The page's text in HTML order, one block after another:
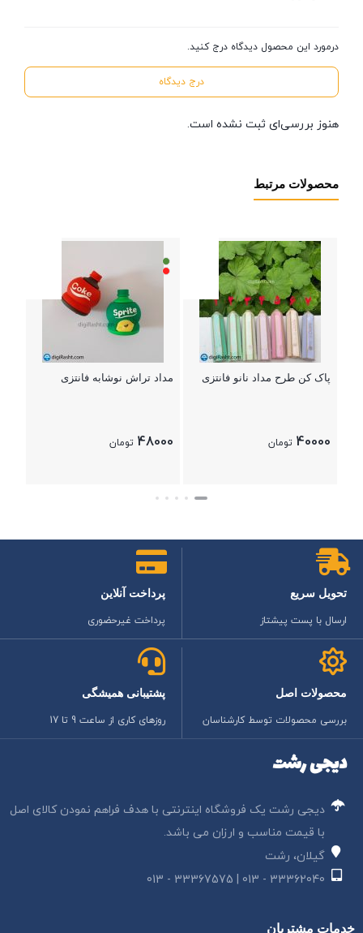
درمورد این محصول دیدگاه درج کنید.
درج دیدگاه
هنوز بررسی‌ای ثبت نشده است.
محصولات مرتبط
پاک کن طرح مداد نانو فانتزی
40000 تومان
مداد تراش نوشابه فانتزی
48000 تومان
بستن
تحویل سریع
ارسال با پست پیشتاز
پرداخت آنلاین
پرداخت غیرحضوری
محصولات اصل
بررسی محصولات توسط کارشناسان
پشتیبانی همیشگی
روزهای کاری از ساعت 9 تا 17
دیجی رشت
دیجی رشت یک فروشگاه اینترنتی با هدف فراهم نمودن کالای اصل
با قیمت مناسب و ارزان می باشد.
گیلان، رشت
33362040 - 013 | 33367575 - 013
خدمات مشتریان